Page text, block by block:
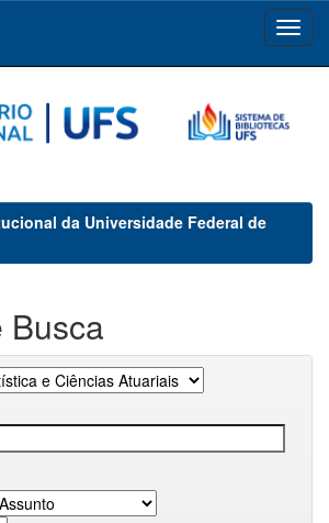
da Universidade Federal de
Busca